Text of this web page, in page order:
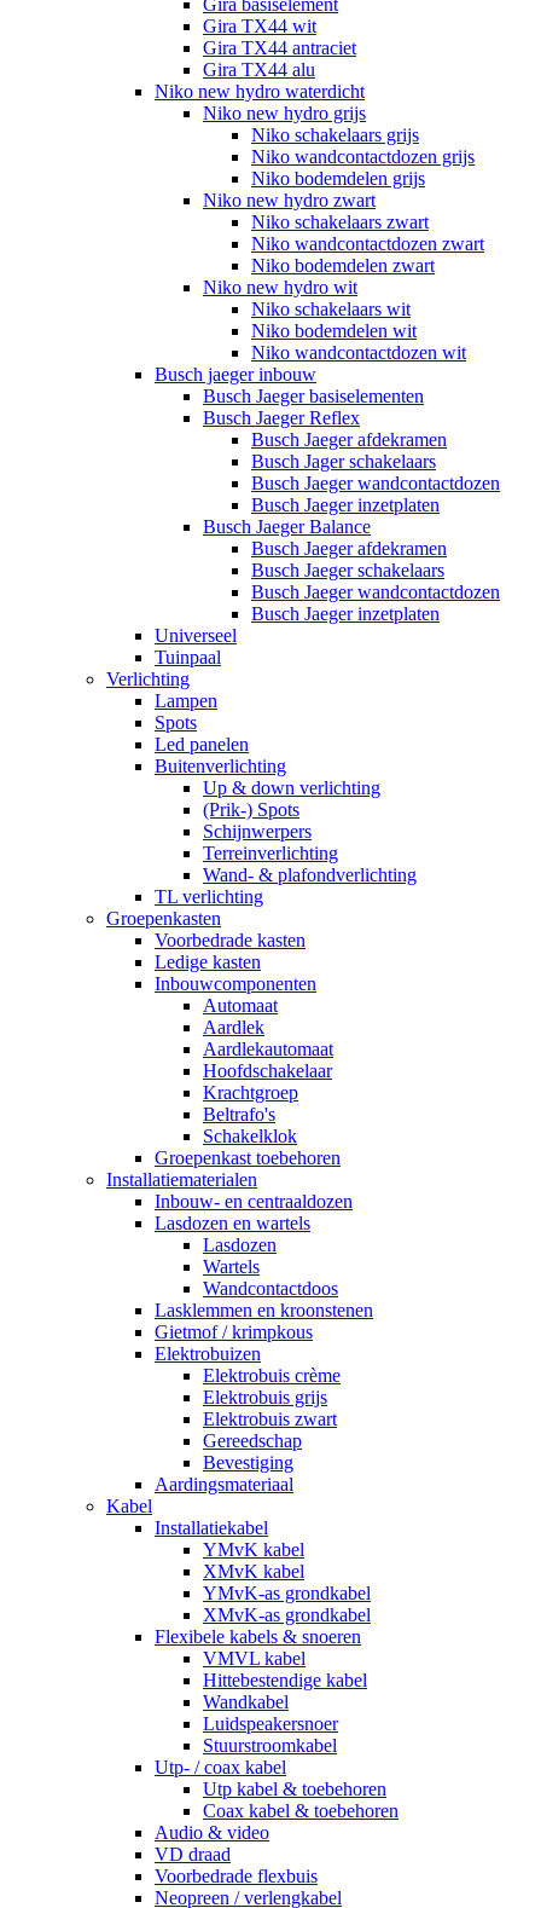
Gira basiselement
Gira TX44 wit
Gira TX44 antraciet
Gira TX44 alu
Niko new hydro waterdicht
Niko new hydro grijs
Niko schakelaars grijs
Niko wandcontactdozen grijs
Niko bodemdelen grijs
Niko new hydro zwart
Niko schakelaars zwart
Niko wandcontactdozen zwart
Niko bodemdelen zwart
Niko new hydro wit
Niko schakelaars wit
Niko bodemdelen wit
Niko wandcontactdozen wit
Busch jaeger inbouw
Busch Jaeger basiselementen
Busch Jaeger Reflex
Busch Jaeger afdekramen
Busch Jager schakelaars
Busch Jaeger wandcontactdozen
Busch Jaeger inzetplaten
Busch Jaeger Balance
Busch Jaeger afdekramen
Busch Jaeger schakelaars
Busch Jaeger wandcontactdozen
Busch Jaeger inzetplaten
Universeel
Tuinpaal
Verlichting
Lampen
Spots
Led panelen
Buitenverlichting
Up & down verlichting
(Prik-) Spots
Schijnwerpers
Terreinverlichting
Wand- & plafondverlichting
TL verlichting
Groepenkasten
Voorbedrade kasten
Ledige kasten
Inbouwcomponenten
Automaat
Aardlek
Aardlekautomaat
Hoofdschakelaar
Krachtgroep
Beltrafo's
Schakelklok
Groepenkast toebehoren
Installatiematerialen
Inbouw- en centraaldozen
Lasdozen en wartels
Lasdozen
Wartels
Wandcontactdoos
Lasklemmen en kroonstenen
Gietmof / krimpkous
Elektrobuizen
Elektrobuis crème
Elektrobuis grijs
Elektrobuis zwart
Gereedschap
Bevestiging
Aardingsmateriaal
Kabel
Installatiekabel
YMvK kabel
XMvK kabel
YMvK-as grondkabel
XMvK-as grondkabel
Flexibele kabels & snoeren
VMVL kabel
Hittebestendige kabel
Wandkabel
Luidspeakersnoer
Stuurstroomkabel
Utp- / coax kabel
Utp kabel & toebehoren
Coax kabel & toebehoren
Audio & video
VD draad
Voorbedrade flexbuis
Neopreen / verlengkabel